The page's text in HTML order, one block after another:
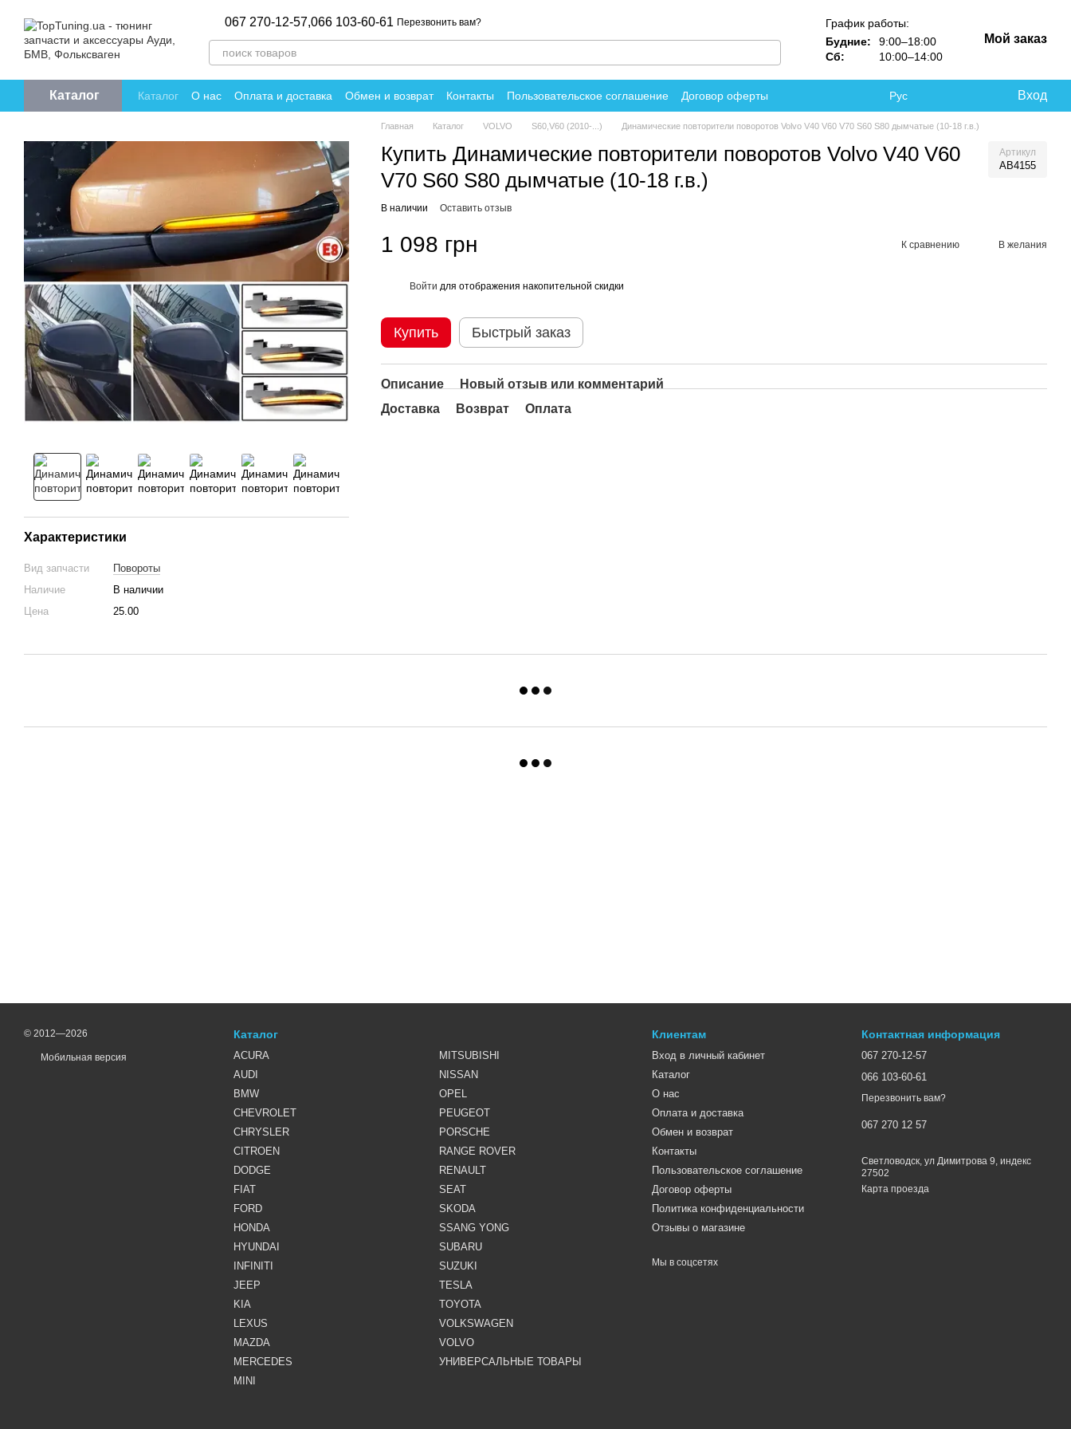
067 270-12-57,066 103-60-61 Перезвонить вам?
График работы:
Будние:
9:00–18:00
Сб:
10:00–14:00
Мой заказ
Каталог Каталог О нас Оплата и доставка Обмен и возврат Контакты Пользовательское соглашение
Договор оферты
Политика конфиденциальности
Отзывы о магазине
Рус Вход
Характеристики
Вид запчасти
Повороты
Наличие
В наличии
Цена
25.00
Главная Каталог VOLVO S60,V60 (2010-...) Динамические повторители поворотов Volvo V40 V60 V70 S60 S80 дымчатые (10-18 г.в.)
Купить Динамические повторители поворотов Volvo V40 V60
V70 S60 S80 дымчатые (10-18 г.в.)
Артикул
AB4155
В наличии Оставить отзыв
1 098 грн К сравнению В желания
Войти для отображения накопительной скидки
Купить Быстрый заказ
Описание
Новый отзыв или комментарий
Доставка
Возврат Оплата
© 2012—2026
Мобильная версия
Каталог
ACURA
AUDI
BMW
CHEVROLET
CHRYSLER
CITROEN
DODGE
FIAT
FORD
HONDA
HYUNDAI
INFINITI
JEEP
KIA
LEXUS
MAZDA
MERCEDES
MINI
MITSUBISHI
NISSAN
OPEL
PEUGEOT
PORSCHE
RANGE ROVER
RENAULT
SEAT
SKODA
SSANG YONG
SUBARU
SUZUKI
TESLA
TOYOTA
VOLKSWAGEN
VOLVO
УНИВЕРСАЛЬНЫЕ ТОВАРЫ
Клиентам
Вход в личный кабинет
Каталог
О нас
Оплата и доставка
Обмен и возврат
Контакты
Пользовательское соглашение
Договор оферты
Политика конфиденциальности
Отзывы о магазине
Мы в соцсетях
Контактная информация
067 270-12-57
066 103-60-61
Перезвонить вам?
067 270 12 57
Светловодск, ул Димитрова 9, индекс
27502
Карта проезда